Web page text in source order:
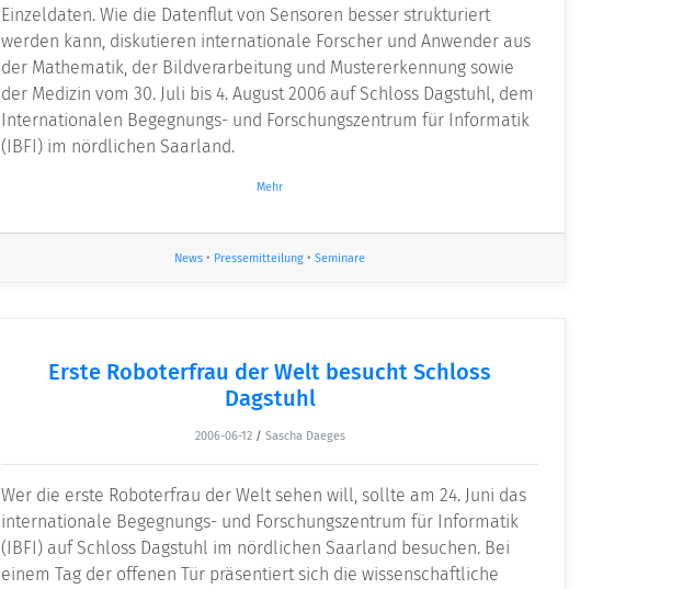
Einzeldaten. Wie die Datenflut von Sensoren besser strukturiert
werden kann, diskutieren internationale Forscher und Anwender aus
der Mathematik, der Bildverarbeitung und Mustererkennung sowie
der Medizin vom 30. Juli bis 4. August 2006 auf Schloss Dagstuhl, dem
Internationalen Begegnungs- und Forschungszentrum für Informatik
(IBFI) im nördlichen Saarland.
Mehr
News • Pressemitteilung • Seminare
Erste Roboterfrau der Welt besucht Schloss
Dagstuhl
2006-06-12 / Sascha Daeges
Wer die erste Roboterfrau der Welt sehen will, sollte am 24. Juni das
internationale Begegnungs- und Forschungszentrum für Informatik
(IBFI) auf Schloss Dagstuhl im nördlichen Saarland besuchen. Bei
einem Tag der offenen Tür präsentiert sich die wissenschaftliche